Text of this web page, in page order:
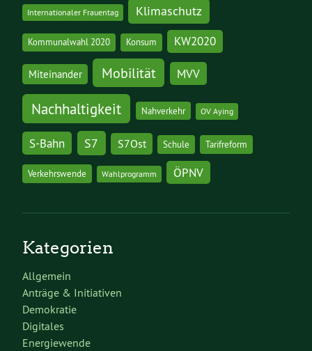
Internationaler Frauentag Klimaschutz
Kommunalwahl 2020 Konsum KW2020
Miteinander Mobilität MVV
Nachhaltigkeit Nahverkehr OV Aying
S-Bahn S7 S7Ost Schule Tarifreform
Verkehrswende Wahlprogramm ÖPNV
Kategorien
Allgemein
Anträge & Initiativen
Demokratie
Digitales
Energiewende